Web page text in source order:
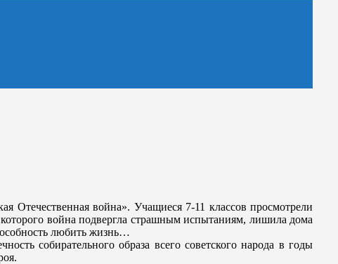
Отечественная война». Учащиеся 7-11 классов просмотрели
война подвергла страшным испытаниям, лишила дома
любить жизнь…
собирательного образа всего советского народа в годы